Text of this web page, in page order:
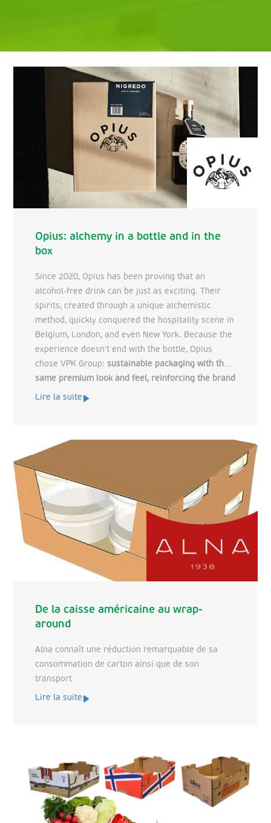
Opius: alchemy in a bottle and in the
box
Since 2020, Opius has been proving that an
alcohol‑free drink can be just as exciting. Their
spirits, created through a unique alchemistic
method, quickly conquered the hospitality scene in
Belgium, London, and even New York. Because the
experience doesn’t end with the bottle, Opius
chose VPK Group: sustainable packaging with the
same premium look and feel, reinforcing the brand
story.
Lire la suite
De la caisse américaine au wrap-
around
Alna connaît une réduction remarquable de sa
consommation de carton ainsi que de son
transport
Lire la suite